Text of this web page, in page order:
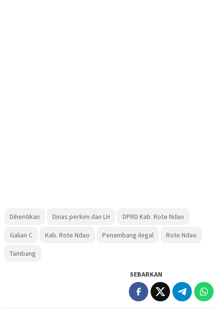
Dihentikan Dinas perkim dan LH DPRD Kab. Rote Ndao
Galian C Kab. Rote Ndao Penambang ilegal Rote Ndao
Tambang
SEBARKAN